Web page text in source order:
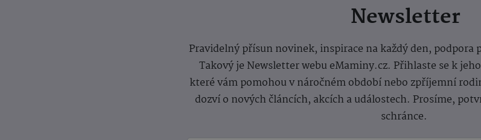
Newsletter
Pravidelný přísun novinek, inspirace na každý den, podpora
Takový je Newsletter webu eMaminy.cz. Přihlaste se k
které vám pomohou v náročném období nebo zpříjemní
dozví o nových článcích, akcích a událostech. Prosíme,
schránce.